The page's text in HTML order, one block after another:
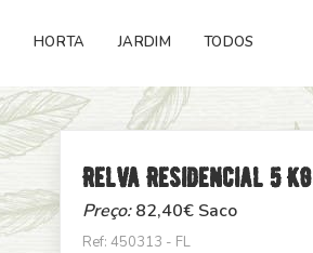
HORTA JARDIM TODOS
Relva Residencial 5 Kg
Preço:82,40€ Saco
Ref: 450313 - FL